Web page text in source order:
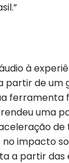
à
partir de
uma
impacto
a partir das